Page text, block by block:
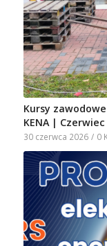
Kursy
KENA | Czerwiec
30 czerwca 2026 / 0